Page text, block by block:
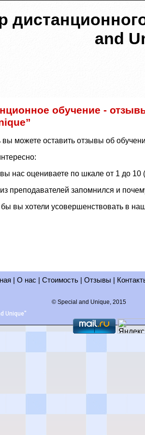
and
обучение -
вы можете оставить отзывы об
нас оцениваете по шкале от 1 до 10
преподавателей запомнился и
вы хотели усовершенствовать в
О нас Стоимость| Отзывы
© Special and Unique, 2015